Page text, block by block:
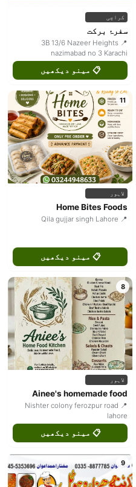
کراچی
سفرۂ برکت
📍 3B 13/6 Nazeer Heights
nazimabad no 3 Karachi
📋 مینو دیکھیں
11
لاہور
Home Bites Foods
📍 Qila gujjar singh Lahore
📋 مینو دیکھیں
8
لاہور
Ainee's homemade food
📍 Nishter colony ferozpur road
lahore
📋 مینو دیکھیں
9